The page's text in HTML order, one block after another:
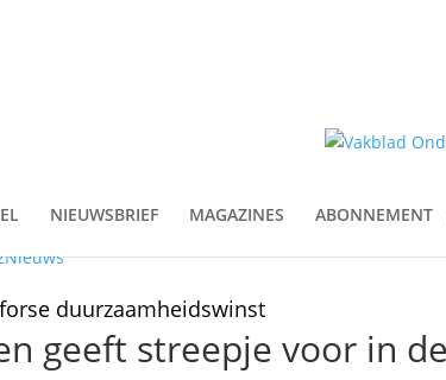
NIEUWSBRIEF MAGAZINES ABONNEMENT
Nieuws
duurzaamheidswinst
geeft streepje voor in